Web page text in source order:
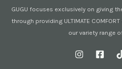
GUGU focuses exclusively on giving
through providing ULTIMATE
our variety range